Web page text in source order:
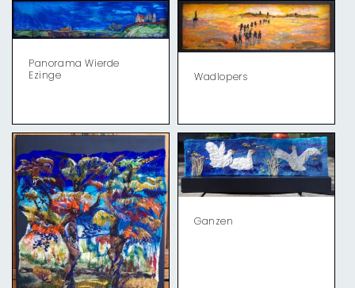
Panorama Wierde
Ezinge
Wadlopers
Ganzen